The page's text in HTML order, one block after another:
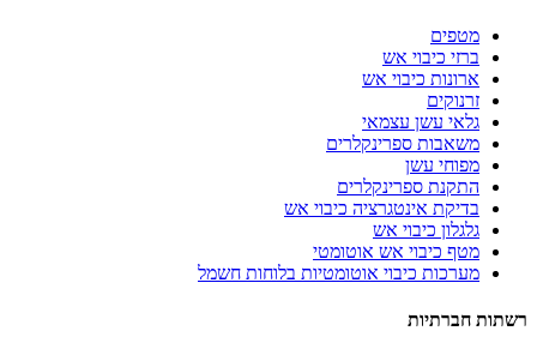
מטפים
ברזי כיבוי אש
ארונות כיבוי אש
זרנוקים
גלאי עשן עצמאי
משאבות ספרינקלרים
מפוחי עשן
התקנת ספרינקלרים
בדיקת אינטגרציה כיבוי אש
גלגלון כיבוי אש
מטף כיבוי אש אוטומטי
מערכות כיבוי אוטומטיות בלוחות חשמל
רשתות חברתיות